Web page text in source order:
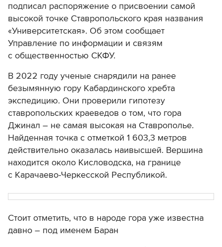
подписал распоряжение о присвоении самой
высокой точке Ставропольского края названия
«Университетская». Об этом сообщает
Управление по информации и связям
с общественностью СКФУ.
В 2022 году ученые снарядили на ранее
безымянную гору Кабардинского хребта
экспедицию. Они проверили гипотезу
ставропольских краеведов о том, что гора
Джинал – не самая высокая на Ставрополье.
Найденная точка с отметкой 1 603,3 метров
действительно оказалась наивысшей. Вершина
находится около Кисловодска, на границе
с Карачаево-Черкесской Республикой.
Стоит отметить, что в народе гора уже известна
давно – под именем Баран